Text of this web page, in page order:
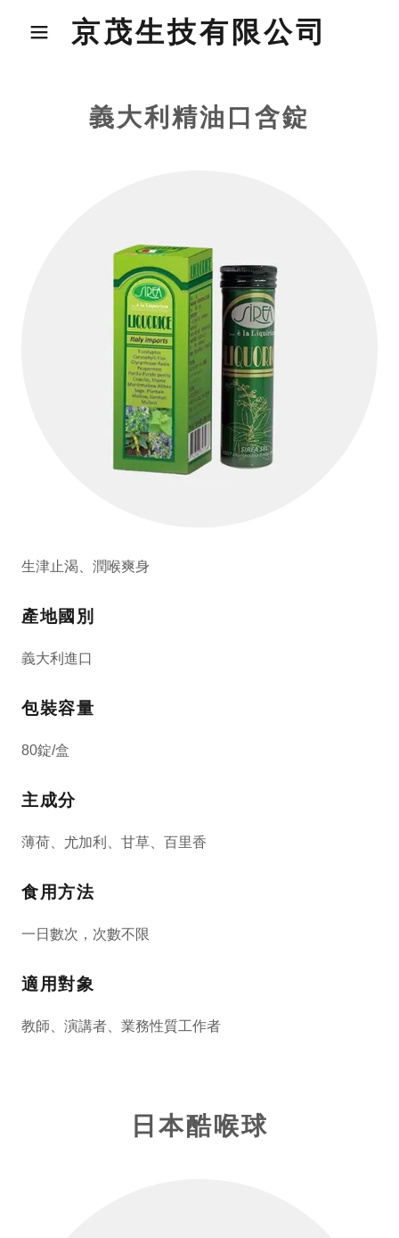
京茂生技有限公司
義大利精油口含錠
生津止渴、潤喉爽身
產地國別
義大利進口
包裝容量
80錠/盒
主成分
薄荷、尤加利、甘草、百里香
食用方法
一日數次，次數不限
適用對象
教師、演講者、業務性質工作者
日本酷喉球